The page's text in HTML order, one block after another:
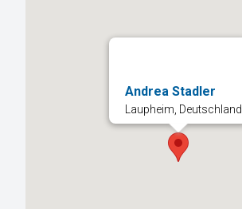
Andrea Stadler
Laupheim, Deutschland